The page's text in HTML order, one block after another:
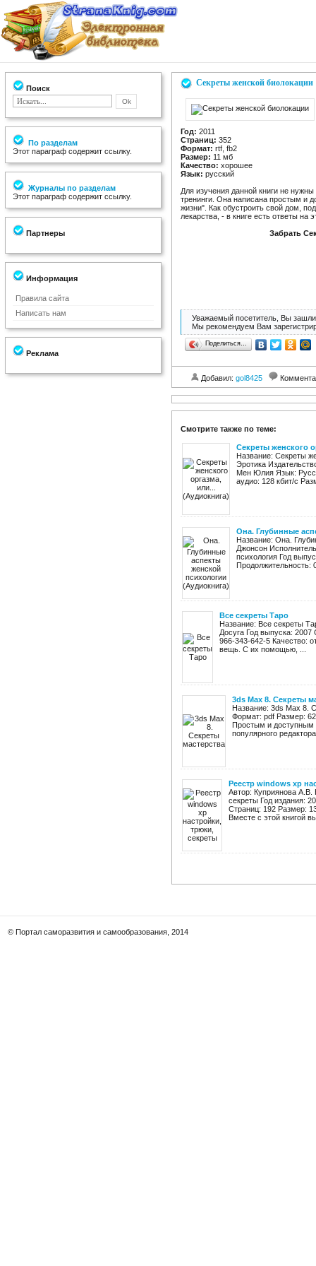
Поиск
По разделам
Этот параграф содержит ссылку.
Журналы по разделам
Этот параграф содержит ссылку.
Партнеры
Информация
Правила сайта
Написать нам
Реклама
Секреты женской биолокации
Год: 2011
Страниц: 352
Формат: rtf, fb2
Размер: 11 мб
Качество: хорошее
Язык: русский
Для изучения данной книги не
тренинги. Она написана простым и
жизни". Как обустроить свой дом,
лекарства, - в книге есть ответы на
Забрать
Уважаемый посетитель, Вы зашли
Мы рекомендуем Вам
Поделиться…
Добавил: gol8425
Смотрите также по теме:
Секреты женского
Название: Секреты
Эротика
Мен Юлия Язык:
аудио: 128 кбит/c
Она. Глубинные
Название: Она.
Джонсон
психология Год
Продолжительность:
Все секреты Таро
Название: Все секреты
Досуга Год выпуска:
966-343-642-5 Качество:
вещь. С их помощью, ...
3ds Max 8. Секреты
Название: 3ds Max 8.
Формат: pdf Размер:
Простым и доступным
популярного
Pеестр windows xp
Автор: Куприянова А.В.
секреты Год издания:
Страниц: 192 Размер:
Вместе с этой книгой
© Портал саморазвития и самообразования, 2014